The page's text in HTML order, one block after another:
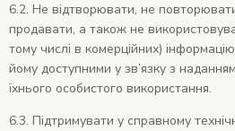
6.2. Не відтворювати, не
продавати, а також не
тому числі в комерційних)
йому доступними у зв’язку з
їхнього особистого використання.
6.3. Підтримувати у справному